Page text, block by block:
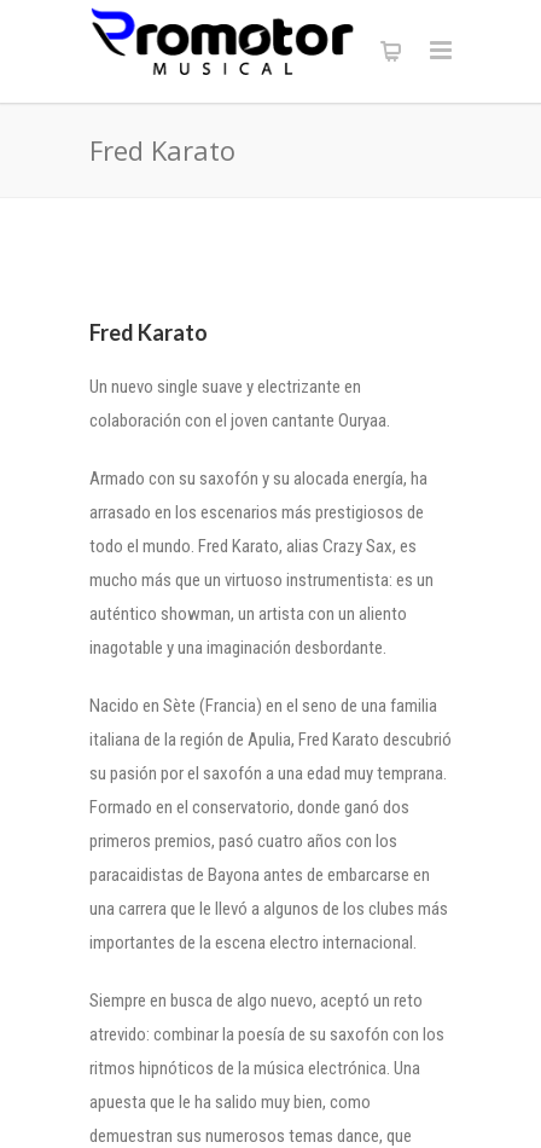
Fred Karato
Fred Karato
Un nuevo single suave y electrizante en
colaboración con el joven cantante Ouryaa.
Armado con su saxofón y su alocada energía, ha
arrasado en los escenarios más prestigiosos de
todo el mundo. Fred Karato, alias Crazy Sax, es
mucho más que un virtuoso instrumentista: es un
auténtico showman, un artista con un aliento
inagotable y una imaginación desbordante.
Nacido en Sète (Francia) en el seno de una familia
italiana de la región de Apulia, Fred Karato descubrió
su pasión por el saxofón a una edad muy temprana.
Formado en el conservatorio, donde ganó dos
primeros premios, pasó cuatro años con los
paracaidistas de Bayona antes de embarcarse en
una carrera que le llevó a algunos de los clubes más
importantes de la escena electro internacional.
Siempre en busca de algo nuevo, aceptó un reto
atrevido: combinar la poesía de su saxofón con los
ritmos hipnóticos de la música electrónica. Una
apuesta que le ha salido muy bien, como
demuestran sus numerosos temas dance, que